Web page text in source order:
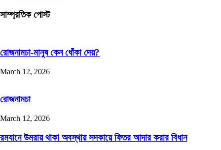
সাম্প্রতিক পোস্ট
রোজনামচা-মানুষ কেন ধোঁকা দেয়?
March 12, 2026
রোজনামচা
March 12, 2026
রমযানে উমরায় থাকা অবস্থায় সদকায়ে ফিতর আদার করার বিধান